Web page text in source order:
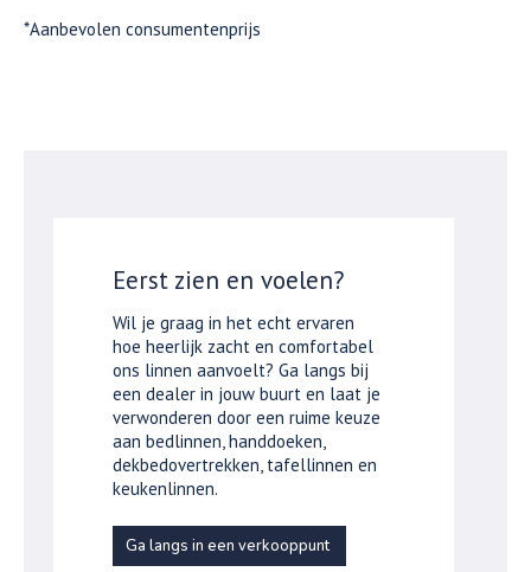
*Aanbevolen consumentenprijs
Eerst zien en voelen?
Wil je graag in het echt ervaren
hoe heerlijk zacht en comfortabel
ons linnen aanvoelt? Ga langs bij
een dealer in jouw buurt en laat je
verwonderen door een ruime keuze
aan bedlinnen, handdoeken,
dekbedovertrekken, tafellinnen en
keukenlinnen.
Ga langs in een verkooppunt